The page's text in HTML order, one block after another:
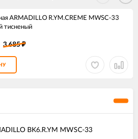
ARMADILLO R.YM.CREME MWSC-33
тисненый
3 685₽
BK6.R.YM MWSC-33